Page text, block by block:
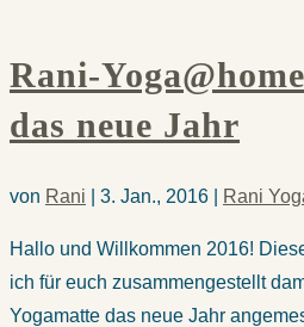
Rani-
das neue Jahr
von Rani 3. Jan., 2016 Rani
Hallo und Willkommen 2016!
ich für euch zusammengestellt
Yogamatte das neue Jahr